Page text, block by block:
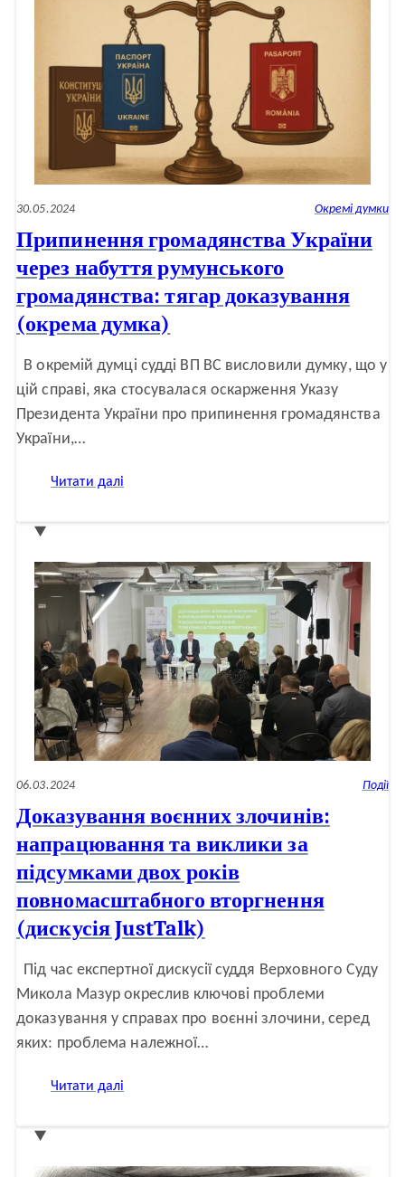
російського
громадянства:
тягар
доказування
(збіжна
окрема
думка)
30.05.2024 Окремі думки
Припинення громадянства України
через набуття румунського
громадянства: тягар доказування
(окрема думка)
В окремій думці судді ВП ВС висловили думку, що у
цій справі, яка стосувалася оскарження Указу
Президента України про припинення громадянства
України,…
Читати далі
набуття
румунського
громадянства:
тягар
доказування
(окрема
думка)
06.03.2024 Події
Доказування воєнних злочинів:
напрацювання та виклики за
підсумками двох років
повномасштабного вторгнення
(дискусія JustTalk)
Під час експертної дискусії суддя Верховного Суду
Микола Мазур окреслив ключові проблеми
доказування у справах про воєнні злочини, серед
яких: проблема належної…
Читати далі
та